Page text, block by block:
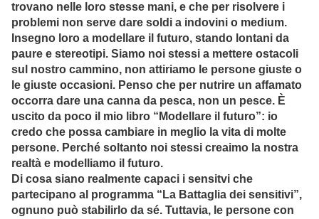
trovano nelle loro stesse mani, e che per risolvere i
problemi non serve dare soldi a indovini o medium.
Insegno loro a modellare il futuro, stando lontani da
paure e stereotipi. Siamo noi stessi a mettere ostacoli
sul nostro cammino, non attiriamo le persone giuste o
le giuste occasioni. Penso che per nutrire un affamato
occorra dare una canna da pesca, non un pesce. È
uscito da poco il mio libro “Modellare il futuro”: io
credo che possa cambiare in meglio la vita di molte
persone. Perché soltanto noi stessi creaimo la nostra
realtà e modelliamo il futuro.
Di cosa siano realmente capaci i sensitvi che
partecipano al programma “La Battaglia dei sensitivi”,
ognuno può stabilirlo da sé. Tuttavia, le persone con